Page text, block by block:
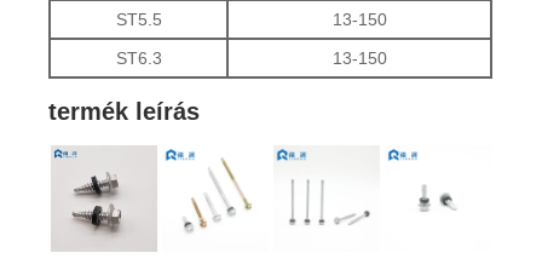
ST5.5
13-150
ST6.3
13-150
termék leírás